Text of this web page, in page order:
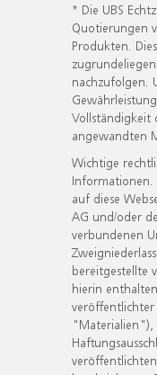
* Die UBS
Quotierungen
Produkten.
nachzufolgen.
Vollständigkeit
angewandten
Wichtige
auf diese
AG und/oder
verbundenen
bereitgestellte
hierin
veröffentlichter
"Materialien"),